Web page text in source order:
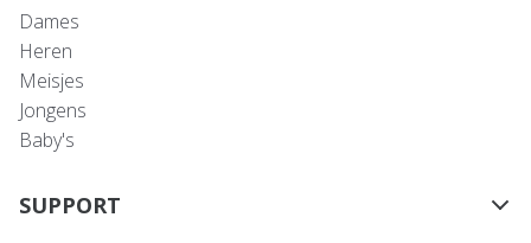
Dames
Heren
Meisjes
Jongens
Baby's
SUPPORT